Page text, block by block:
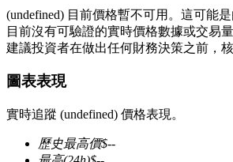
多種以USDT結算的永續合約
(undefined) 目前價格暫不可用。這可能
目前沒有可驗證的實時價格數據或交易
建議投資者在做出任何財務決策之前，
圖表表現
實時追蹤 (undefined) 價格表現。
歷史最高價$--